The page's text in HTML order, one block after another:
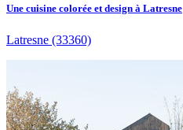
Une cuisine colorée et design à Latresne
Latresne (33360)